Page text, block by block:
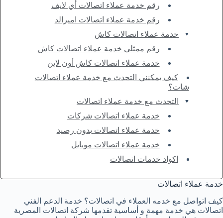
رقم خدمة عملاء اتصالات أي لايف
رقم خدمة عملاء اتصالات اميرالد
خدمة عملاء اتصالات كاش
رقم ممثلي خدمة عملاء اتصالات كاش
خدمة عملاء اتصالات كاش أون لاين
كيف يمكنني التحدث مع خدمة عملاء اتصالات
شات؟
التحدث مع خدمة عملاء اتصالات
خدمة عملاء اتصالات شركات
خدمة عملاء اتصالات بدون رصيد
خدمة عملاء اتصالات موبايل
اكواد خدمات اتصالات
خدمة عملاء اتصالات
كيف اتواصل مع خدمه العملاء في اتصالات؟ خدمة الدعم الفني
اتصالات هي خدمة مهمة و أساسية تقدمها شركة اتصالات المصرية